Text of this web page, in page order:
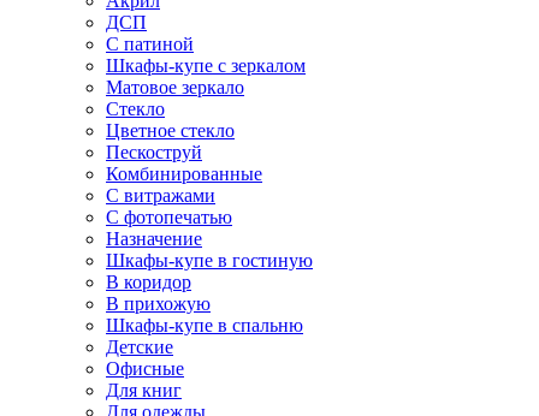
ДСП
С патиной
Шкафы-купе с зеркалом
Матовое зеркало
Стекло
Цветное стекло
Пескоструй
Комбинированные
С витражами
С фотопечатью
Назначение
Шкафы-купе в гостиную
В коридор
В прихожую
Шкафы-купе в спальню
Детские
Офисные
Для книг
Для одежды